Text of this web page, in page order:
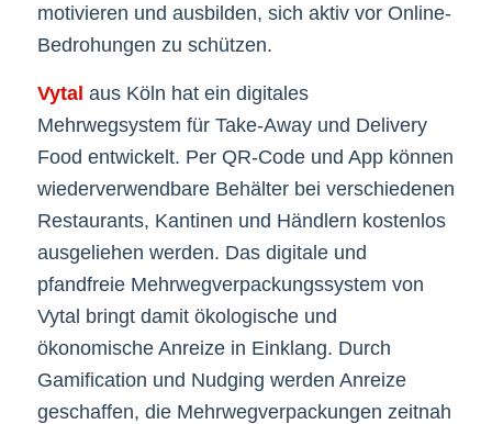
motivieren und ausbilden, sich aktiv vor Online-
Bedrohungen zu schützen.
Vytal aus Köln hat ein digitales
Mehrwegsystem für Take-Away und Delivery
Food entwickelt. Per QR-Code und App können
wiederverwendbare Behälter bei verschiedenen
Restaurants, Kantinen und Händlern kostenlos
ausgeliehen werden. Das digitale und
pfandfreie Mehrwegverpackungssystem von
Vytal bringt damit ökologische und
ökonomische Anreize in Einklang. Durch
Gamification und Nudging werden Anreize
geschaffen, die Mehrwegverpackungen zeitnah